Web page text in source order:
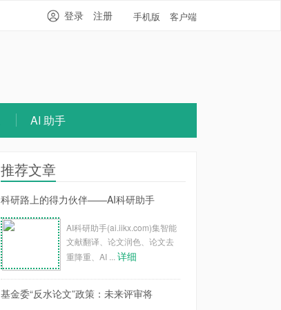
手机版 客户端
登录 注册
AI 助手
推荐文章
科研路上的得力伙伴——AI科研助手
AI科研助手(ai.iikx.com)集智能
文献翻译、论文润色、论文去
重降重、AI ... 详细
基金委“反水论文”政策：未来评审将